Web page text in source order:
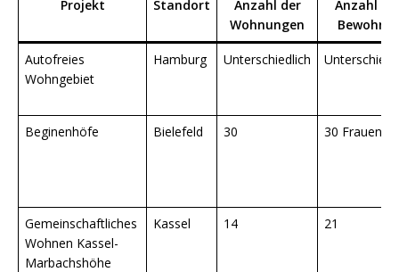
Projekt Standort
Anzahl der
Wohnungen
Anzahl
Bewohner
Autofreies
Wohngebiet
Hamburg Unterschiedlich
Beginenhöfe Bielefeld 30 30 Frauen
Gemeinschaftliches
Wohnen Kassel-
Marbachshöhe
Kassel 14 21